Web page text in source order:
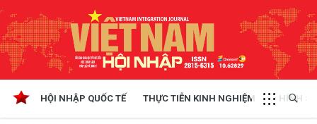
HỘI NHẬP QUỐC TẾ THỰC TIỄN KINH NGHIỆM CHÍNH